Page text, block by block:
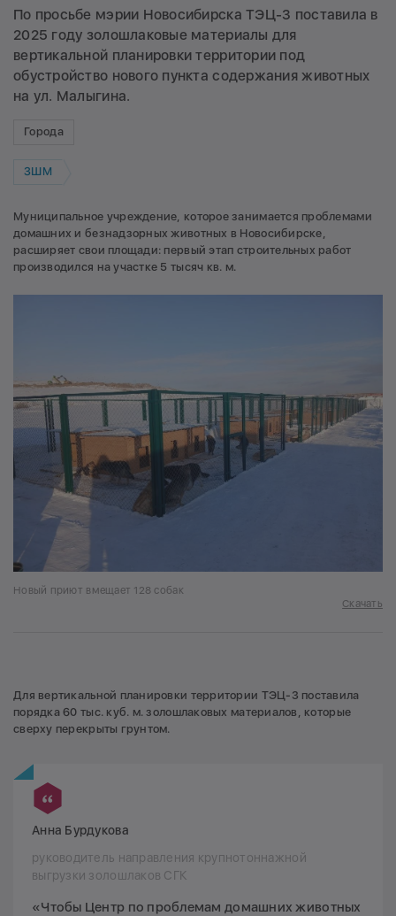
По просьбе мэрии Новосибирска ТЭЦ-3 поставила в
2025 году золошлаковые материалы для
вертикальной планировки территории под
обустройство нового пункта содержания животных
на ул. Малыгина.
Города
ЗШМ
Муниципальное учреждение, которое занимается проблемами
домашних и безнадзорных животных в Новосибирске,
расширяет свои площади: первый этап строительных работ
производился на участке 5 тысяч кв. м.
Новый приют вмещает 128 собак
Скачать
Для вертикальной планировки территории ТЭЦ-3 поставила
порядка 60 тыс. куб. м. золошлаковых материалов, которые
сверху перекрыты грунтом.
Анна Бурдукова
руководитель направления крупнотоннажной
выгрузки золошлаков СГК
«Чтобы Центр по проблемам домашних животных